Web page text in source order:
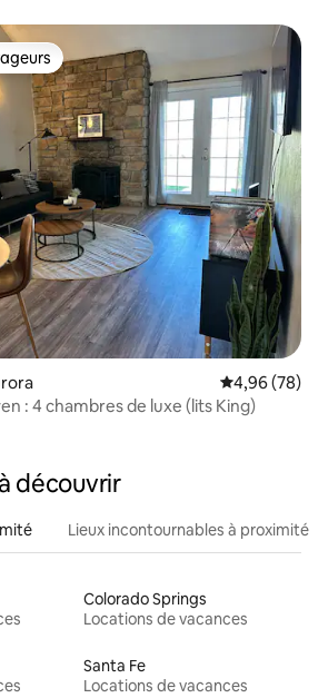
Évaluation
4,96 (78)
: 4 chambres de luxe (lits King)
découvrir
Lieux incontournables à proximité
Colorado Springs
Locations de vacances
Santa Fe
Locations de vacances